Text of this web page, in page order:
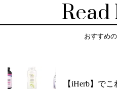
おすすめ
【iHerb】で